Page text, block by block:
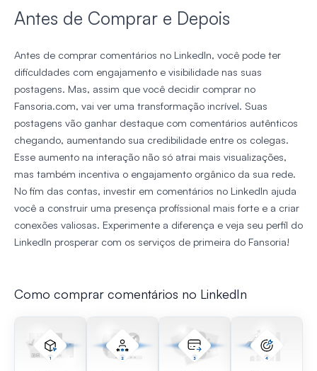
Antes de Comprar e Depois
Antes de comprar comentários no LinkedIn, você pode ter
dificuldades com engajamento e visibilidade nas suas
postagens. Mas, assim que você decidir comprar no
Fansoria.com, vai ver uma transformação incrível. Suas
postagens vão ganhar destaque com comentários autênticos
chegando, aumentando sua credibilidade entre os colegas.
Esse aumento na interação não só atrai mais visualizações,
mas também incentiva o engajamento orgânico da sua rede.
No fim das contas, investir em comentários no LinkedIn ajuda
você a construir uma presença profissional mais forte e a criar
conexões valiosas. Experimente a diferença e veja seu perfil do
LinkedIn prosperar com os serviços de primeira do Fansoria!
Como comprar comentários no LinkedIn